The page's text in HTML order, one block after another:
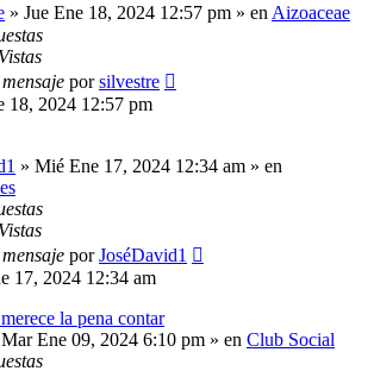
» Jue Ene 18, 2024 12:57 pm » en Aizoaceae
Vistas
porsilvestre
18, 2024 12:57 pm
» Mié Ene 17, 2024 12:34 am » en
Vistas
porJoséDavid1
17, 2024 12:34 am
la pena contar
Mar Ene 09, 2024 6:10 pm » en Club Social